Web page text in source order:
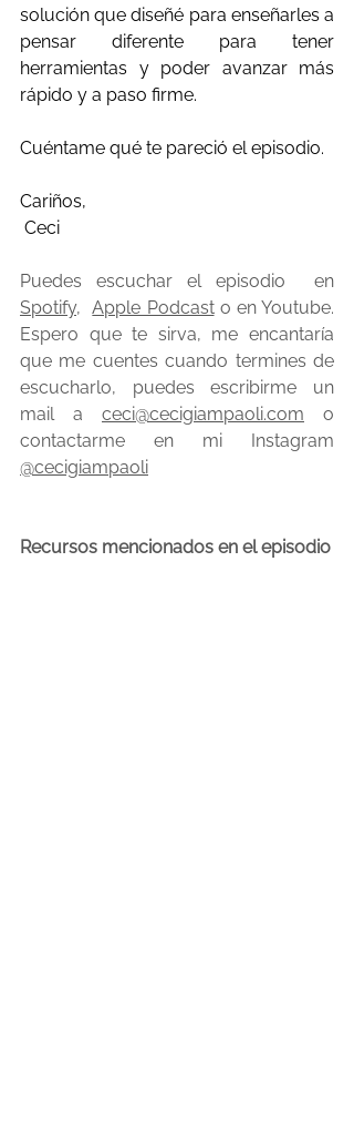
solución que diseñé para enseñarles a
pensar diferente para tener
herramientas y poder avanzar más
rápido y a paso firme.
Cuéntame qué te pareció el episodio.
Cariños,
Ceci
Spotify, Apple Podcast o en Youtube.
Espero que te sirva, me encantaría
que me cuentes cuando termines de
escucharlo, puedes escribirme un
mail a ceci@cecigiampaoli.com o
@cecigiampaoli
Recursos mencionados en el episodio